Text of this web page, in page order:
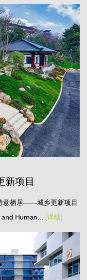
项目
意栖居——城乡更新项目
Human...
[详细]